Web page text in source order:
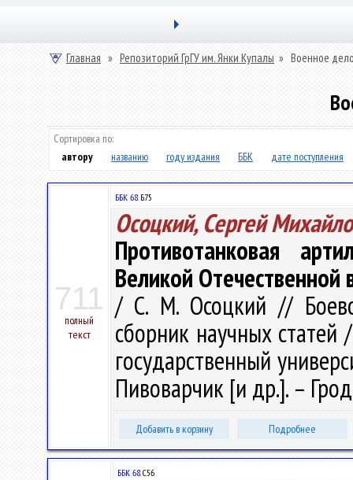
Главная » Репозиторий ГрГУ им. Янки Купалы » Военное
Сортировка по:
автору
названию году издания ББК дате поступления
711
полный
текст
ББК 68.Б75
Осоцкий, Сергей
Противотанковая
Великой
/ С. М. Осоцкий //
сборник научных
государственный
Пивоварчик [и др.]. –
Добавить в корзину Подробнее
ББК 68.С56